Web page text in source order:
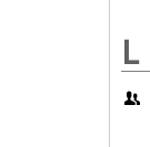
L